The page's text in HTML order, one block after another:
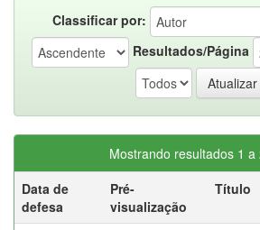
Classificar por:
Resultados/Página
Mostrando resultados 1 a
Data de
defesa
Pré-
visualização
Título